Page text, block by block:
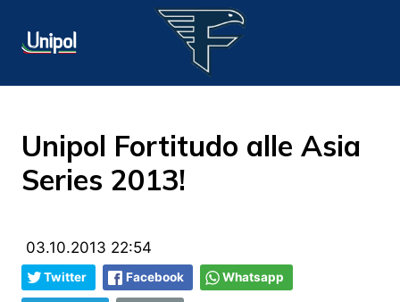
Unipol Fortitudo alle Asia
Series 2013!
03.10.2013 22:54
Twitter Facebook Whatsapp